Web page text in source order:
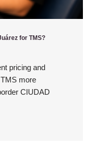
for TMS?
pricing and
more
CIUDAD